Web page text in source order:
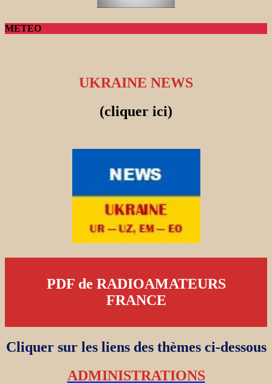
METEO
UKRAINE NEWS
(cliquer ici)
PDF de RADIOAMATEURS
FRANCE
Cliquer sur les liens des thèmes ci-dessous
ADMINISTRATIONS